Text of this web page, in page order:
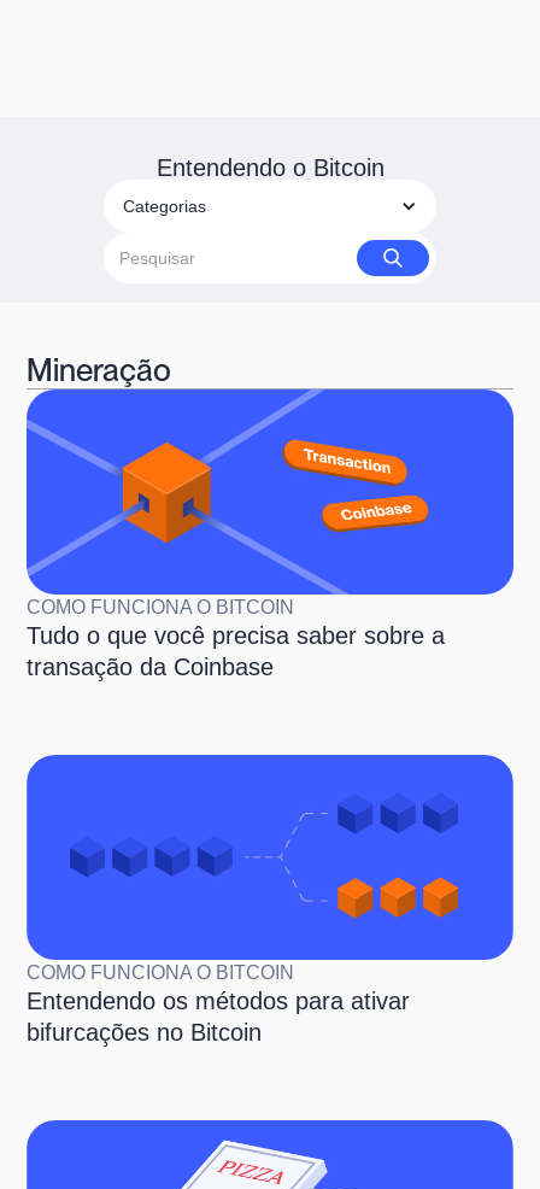
Entendendo o Bitcoin
Categorias
Mineração
COMO FUNCIONA O BITCOIN
Tudo o que você precisa saber sobre a
transação da Coinbase
COMO FUNCIONA O BITCOIN
Entendendo os métodos para ativar
bifurcações no Bitcoin